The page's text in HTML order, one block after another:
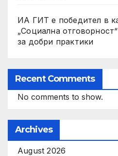
ИА ГИТ е победител в
„Социална
за добри практики
Recent Comments
No comments to show.
Archives
August 2026